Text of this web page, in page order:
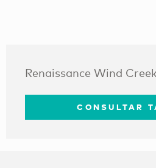
Renaissance Wind
CONSULTAR